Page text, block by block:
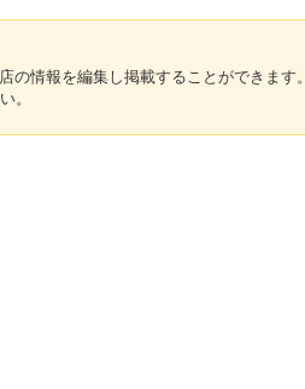
情報を編集し掲載することができます。
。